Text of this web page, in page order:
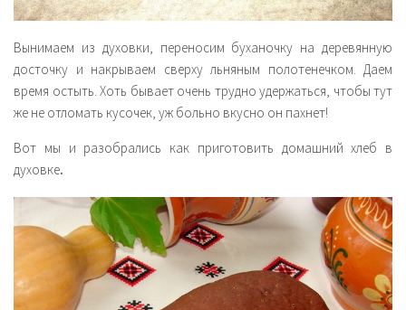
Вынимаем из духовки, переносим буханочку на деревянную
досточку и накрываем сверху льняным полотенечком. Даем
время остыть. Хоть бывает очень трудно удержаться, чтобы тут
же не отломать кусочек, уж больно вкусно он пахнет!
Вот мы и разобрались как приготовить домашний хлеб в
духовке.